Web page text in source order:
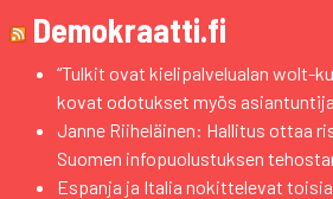
Demokraatti.fi
“Tulkit ovat kielipalvelualan wolt-
kovat odotukset myös
Janne Riiheläinen: Hallitus ottaa
Suomen infopuolustuksen
Espanja ja Italia nokittelevat